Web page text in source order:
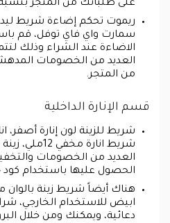
على طلباتك من المتجر
ريموت تحكم إضاءة شريط
سمارت واي فاي توفل، قم
الاضاءة عند الشراء وذلك
العديد من الخصومات
من المتجر.
قسم الإنارة الداخلية
شريط للزينة لون إنارة أصفر،
شريط انارة
العديد من الخصومات
الحصول عليها باستخدام
هناك أيضاً شريط زينة
دعائية، ويمكنك ومن خلال